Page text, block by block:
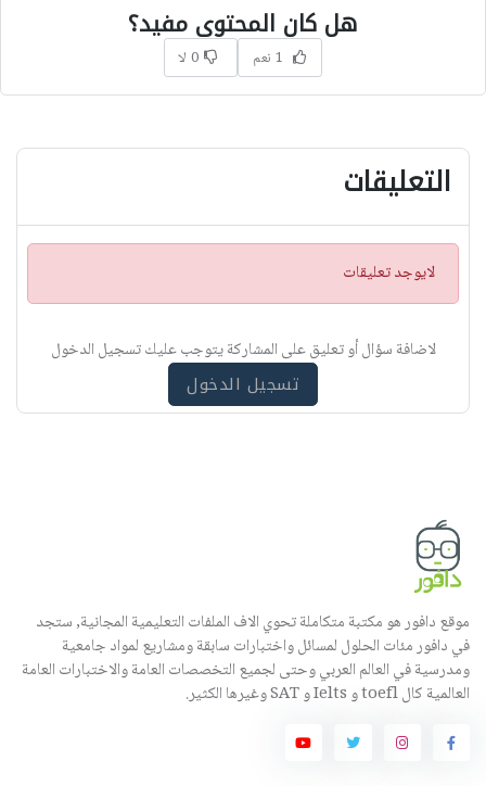
هل كان المحتوى مفيد؟
1 نعم 0 لا
التعليقات
ت
ن
ي
لايوجد تعليقات
لاضافة سؤال أو تعليق على المشاركة يتوجب عليك تسجيل الدخول
تسجيل الدخول
موقع دافور هو مكتبة متكاملة تحوي الاف الملفات التعليمية المجانية, ستجد
في دافور مئات الحلول لمسائل واختبارات سابقة ومشاريع لمواد جامعية
ومدرسية في العالم العربي وحتى لجميع التخصصات العامة والاختبارات العامة
العالمية كال toefl و Ielts و SAT وغيرها الكثير.